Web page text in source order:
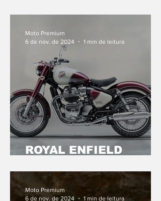
2025
ROYAL ENFIELD
NO EXTERIOR
Moto Premium
6 de nov. de 2024
1 min de leitura
Moto Premium
6 de nov. de 2024
1 min de leitura